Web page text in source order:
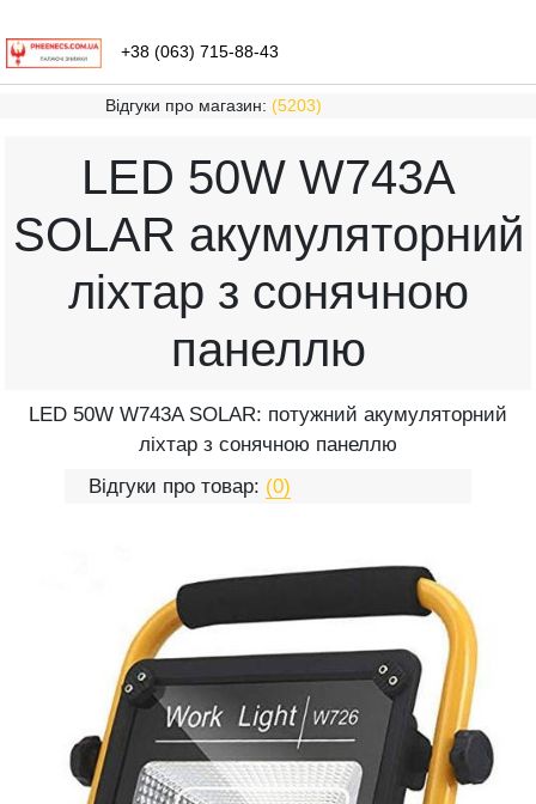
+38 (063) 715-88-43
Відгуки про магазин: (5203)
LED 50W W743A
SOLAR акумуляторний
ліхтар з сонячною
панеллю
LED 50W W743A SOLAR: потужний акумуляторний
ліхтар з сонячною панеллю
Відгуки про товар: (0)